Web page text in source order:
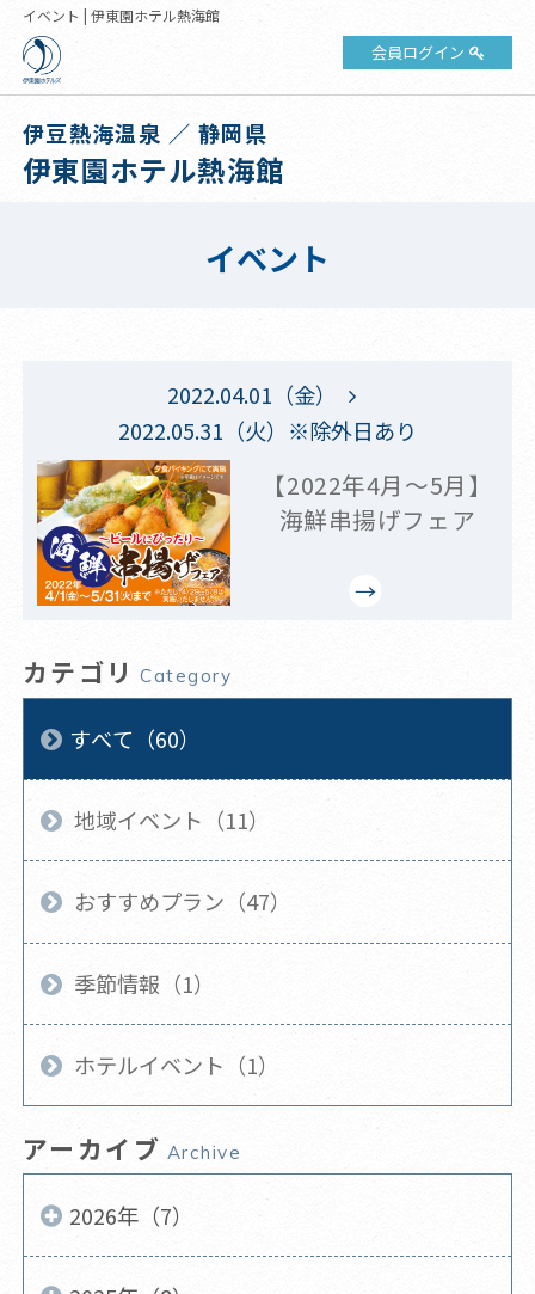
イベント | 伊東園ホテル熱海館
会員ログイン
伊豆熱海温泉 ／ 静岡県
伊東園ホテル熱海館
イベント
2022.04.01（金）
2022.05.31（火）※除外日あり
【2022年4月～5月】
海鮮串揚げフェア
カテゴリ Category
すべて（60）
地域イベント（11）
おすすめプラン（47）
季節情報（1）
ホテルイベント（1）
アーカイブ Archive
2026年（7）